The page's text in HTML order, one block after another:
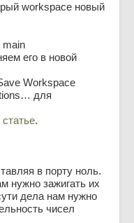
workspace новый
main
его в новой
Workspace
для
.
в порту ноль.
нужно зажигать их
дела нам нужно
чисел